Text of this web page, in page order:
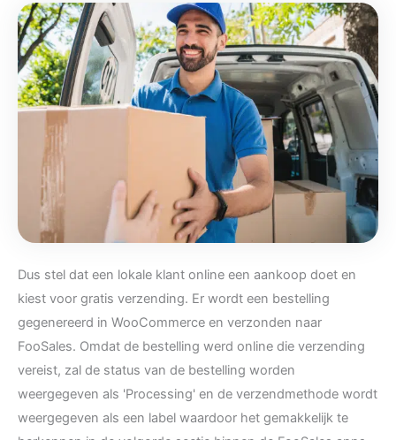
Dus stel dat een lokale klant online een aankoop doet en
kiest voor gratis verzending. Er wordt een bestelling
gegenereerd in WooCommerce en verzonden naar
FooSales. Omdat de bestelling werd online die verzending
vereist, zal de status van de bestelling worden
weergegeven als 'Processing' en de verzendmethode wordt
weergegeven als een label waardoor het gemakkelijk te